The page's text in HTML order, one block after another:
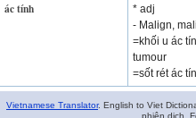
ác tính
* adj
- Malign,
=khối u ác
tumour
=sốt rét ác
Vietnamese Translator. English to Viet
phiên dịch.